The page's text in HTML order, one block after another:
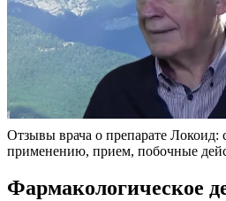
Отзывы врача о препарате Локоид:
применению, прием, побочные
Фармакологическое